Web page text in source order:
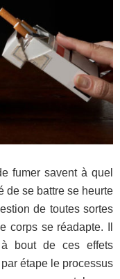
fumer savent à quel
de se battre se heurte
de toutes sortes
corps se réadapte. Il
bout de ces effets
étape le processus